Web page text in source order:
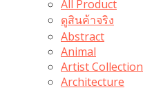
All Product
ดูสินค้าจริง
Abstract
Animal
Artist Collection
Architecture